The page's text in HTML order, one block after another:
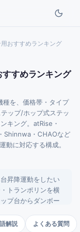
おすすめランキング
すめランキング
種を、価格帯・タイプ
ップ/ホップ式ステッ
キング。atRise・
Shinnwa・CHAOなど
動に対応する構成。
昇降運動をしたい
トランポリンを横
プ台からダンボー
解説 よくある質問